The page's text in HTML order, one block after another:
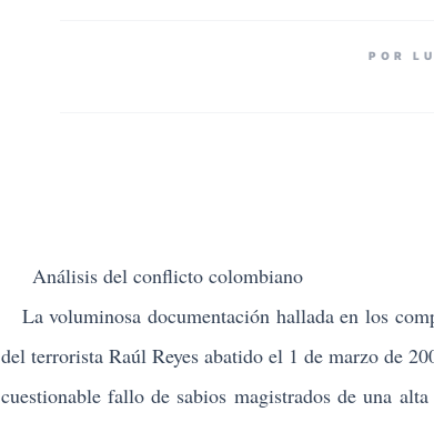
POR
Análisis del conflicto colombiano
La voluminosa documentación hallada en los
del terrorista Raúl Reyesabatido el 1 de marzo de
cuestionable fallo de sabios magistrados de una